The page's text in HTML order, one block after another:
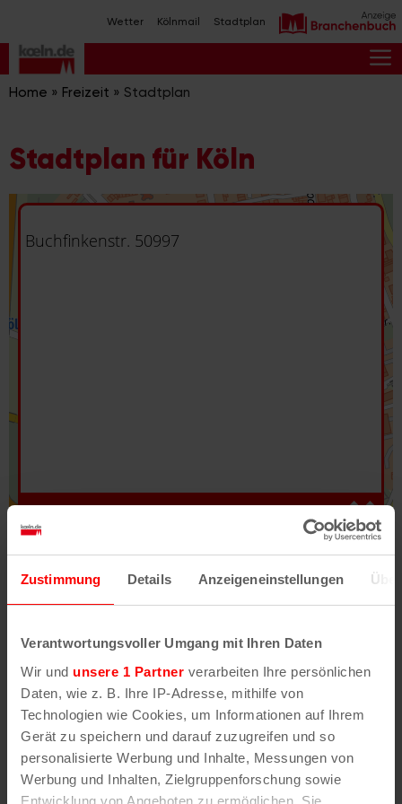
Zustimmung Details Anzeigeneinstellungen
Verantwortungsvoller Umgang mit Ihren Daten
Wir und unsere 1 Partner verarbeiten Ihre persönlichen
Daten, wie z. B. Ihre IP-Adresse, mithilfe von
Technologien wie Cookies, um Informationen auf Ihrem
Gerät zu speichern und darauf zuzugreifen und so
personalisierte Werbung und Inhalte, Messungen von
Werbung und Inhalten, Zielgruppenforschung sowie
Entwicklung von Angeboten zu ermöglichen. Sie
Inhalt
springen
Wetter Kölnmail Stadtplan
Home » Freizeit » Stadtplan
Stadtplan für Köln
Fehler/Problem melden
Darstellung des RVR-Kartenwerks
Stadtplanwerk
erhältst Du unsere koeln.de-Karte mit vielen
weiteren Details wie z.B. Hausnummern.
Unser Stadtplan basiert auf Daten des
OpenStreetMap
-Projekts (
© OpenStreetMap
Mitwirkende
) und von OpenCycleMap.org